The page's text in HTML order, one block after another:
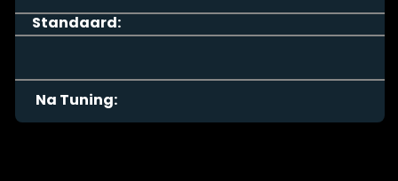
Standaard:
Na Tuning: